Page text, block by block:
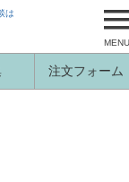
注文フォーム
は
MENU